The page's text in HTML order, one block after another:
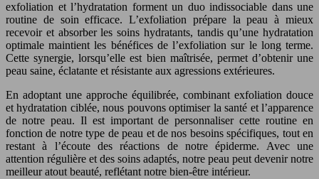
exfoliation et l’hydratation forment un duo indissociable dans une
routine de soin efficace. L’exfoliation prépare la peau à mieux
recevoir et absorber les soins hydratants, tandis qu’une hydratation
optimale maintient les bénéfices de l’exfoliation sur le long terme.
Cette synergie, lorsqu’elle est bien maîtrisée, permet d’obtenir une
peau saine, éclatante et résistante aux agressions extérieures.
En adoptant une approche équilibrée, combinant exfoliation douce
et hydratation ciblée, nous pouvons optimiser la santé et l’apparence
de notre peau. Il est important de personnaliser cette routine en
fonction de notre type de peau et de nos besoins spécifiques, tout en
restant à l’écoute des réactions de notre épiderme. Avec une
attention régulière et des soins adaptés, notre peau peut devenir notre
meilleur atout beauté, reflétant notre bien-être intérieur.